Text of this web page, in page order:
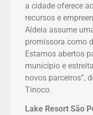
a cidade oferece
recursos e
Aldeia assume
promissora como
Estamos abertos
município e
novos parceiros”,
Tinoco.
Lake Resort São